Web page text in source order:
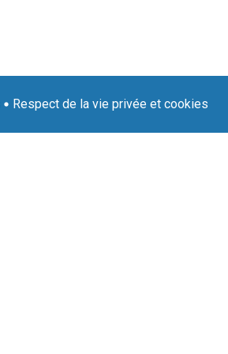
Respect de la vie privée et cookies